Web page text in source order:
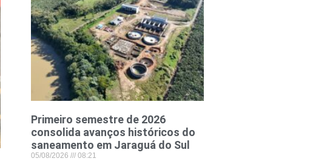
Primeiro semestre de 2026
consolida avanços históricos do
saneamento em Jaraguá do Sul
05/08/2026 08:21